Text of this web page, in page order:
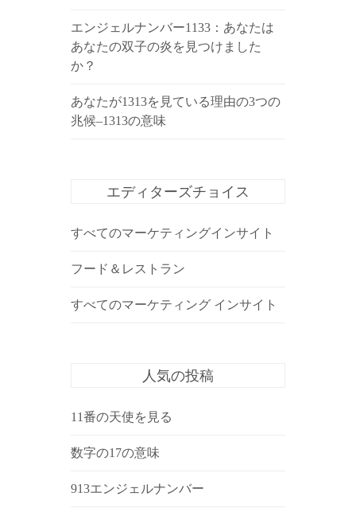
エンジェルナンバー1133：あなたは
あなたの双子の炎を見つけました
か？
あなたが1313を見ている理由の3つの
兆候–1313の意味
エディターズチョイス
すべてのマーケティングインサイト
フード＆レストラン
すべてのマーケティング インサイト
人気の投稿
11番の天使を見る
数字の17の意味
913エンジェルナンバー